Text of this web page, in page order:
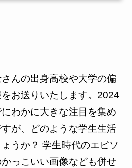
んの出身高校や大学の偏
お送りいたします。2024
わかに大きな注目を集め
が、どのような学生生活
うか？ 学生時代のエピソ
っこいい画像なども併せ